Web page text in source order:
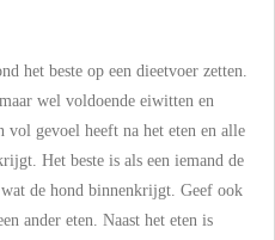
het beste op een dieetvoer zetten.
wel voldoende eiwitten en
vol gevoel heeft na het eten en alle
Het beste is als een iemand de
de hond binnenkrijgt. Geef ook
ander eten. Naast het eten is